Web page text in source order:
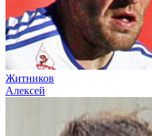
Житников
Алексей